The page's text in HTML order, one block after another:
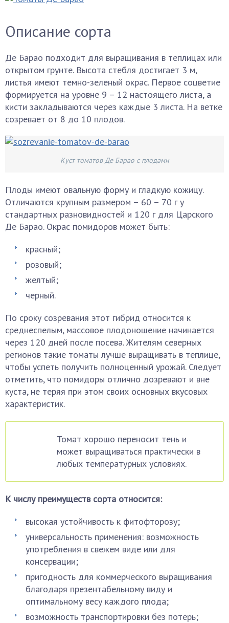
Описание сорта
Де Барао подходит для выращивания в теплицах или
открытом грунте. Высота стебля достигает 3 м,
листья имеют темно-зеленый окрас. Первое соцветие
формируется на уровне 9 – 12 настоящего листа, а
кисти закладываются через каждые 3 листа. На ветке
созревает от 8 до 10 плодов.
Куст томатов Де Барао с плодами
Плоды имеют овальную форму и гладкую кожицу.
Отличаются крупным размером – 60 – 70 г у
стандартных разновидностей и 120 г для Царского
Де Барао. Окрас помидоров может быть:
красный;
розовый;
желтый;
черный.
По сроку созревания этот гибрид относится к
среднеспелым, массовое плодоношение начинается
через 120 дней после посева. Жителям северных
регионов такие томаты лучше выращивать в теплице,
чтобы успеть получить полноценный урожай. Следует
отметить, что помидоры отлично дозревают и вне
куста, не теряя при этом своих основных вкусовых
характеристик.
Томат хорошо переносит тень и
может выращиваться практически в
любых температурных условиях.
К числу преимуществ сорта относится:
высокая устойчивость к фитофторозу;
универсальность применения: возможность
употребления в свежем виде или для
консервации;
пригодность для коммерческого выращивания
благодаря презентабельному виду и
оптимальному весу каждого плода;
возможность транспортировки без потерь;